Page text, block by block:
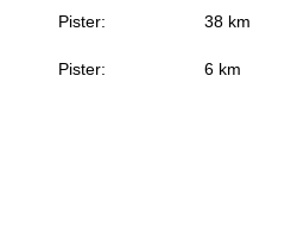
Pister: 38 km
Pister: 6 km